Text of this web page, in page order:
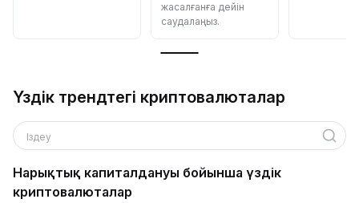
жасалғанға дейін
саудалаңыз.
Үздік трендтегі криптовалюталар
Іздеу
Нарықтық капиталдануы бойынша үздік
криптовалюталар